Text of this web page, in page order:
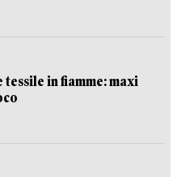
tessile in fiamme: maxi